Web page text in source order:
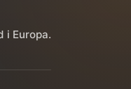
i Europa.